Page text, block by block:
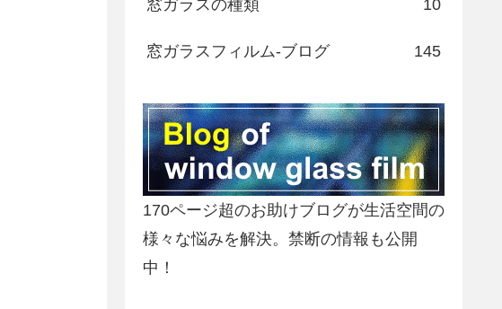
窓ガラスの種類 10
窓ガラスフィルム-ブログ 145
170ページ超のお助けブログが生活空間の
様々な悩みを解決。禁断の情報も公開
中！